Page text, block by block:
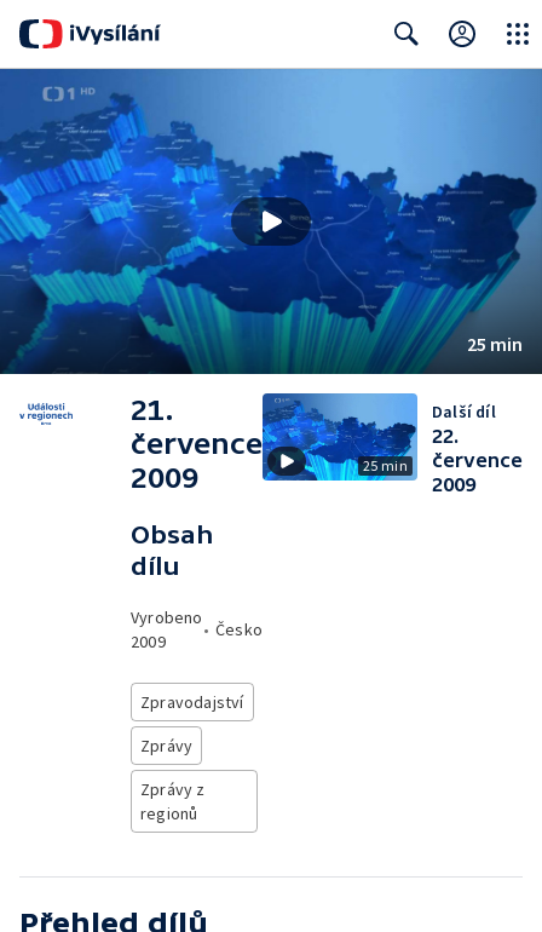
25 min
21.
července
2009
Obsah
dílu
Vyrobeno
2009
• Česko
Zpravodajství
Zprávy
Zprávy z
regionů
25 min
Další díl
22.
července
2009
Přehled dílů